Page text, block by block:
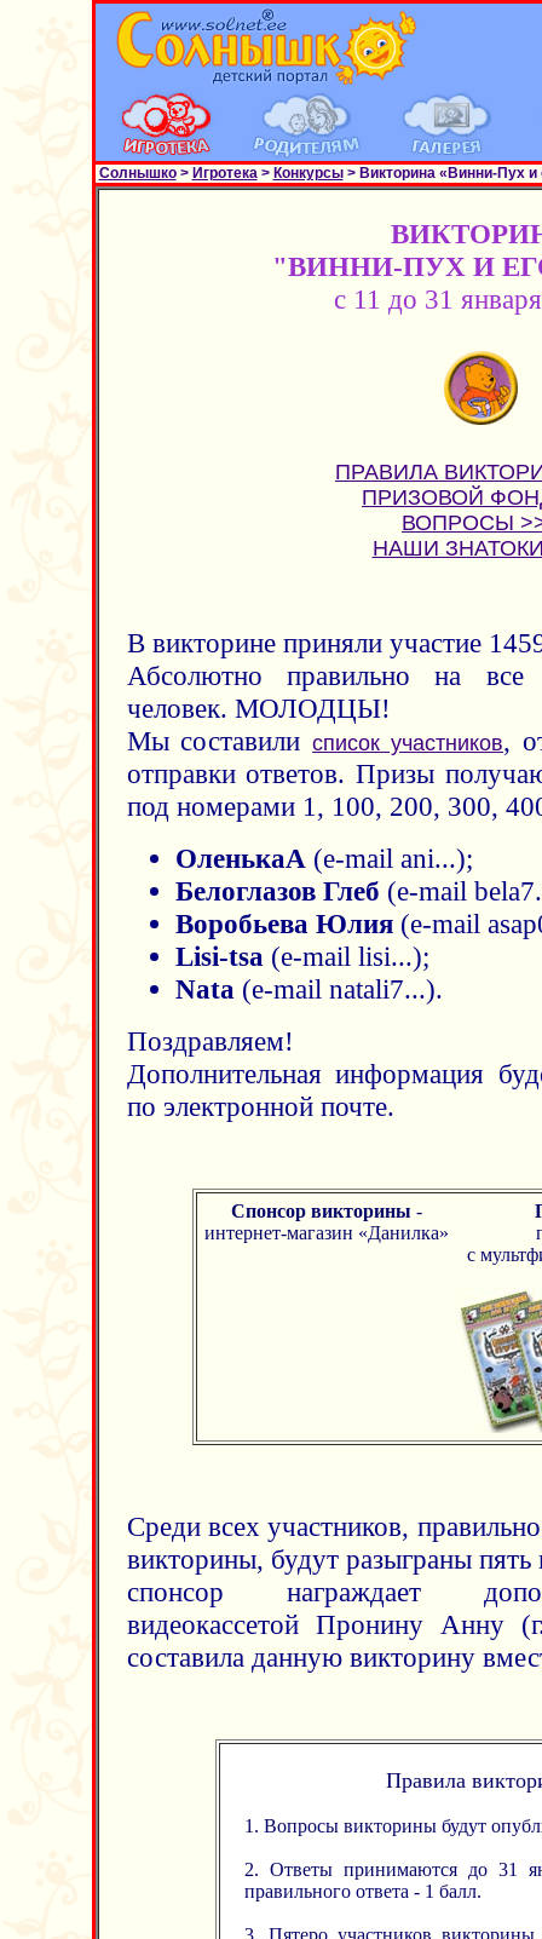
Солнышко> Игротека> Конкурсы> Викторина «Винни-Пух и
"ВИННИ-ПУХ И
с 11 до 31
ПРАВИЛА
ПРИЗОВОЙ
ВОПРОСЫ
НАШИ
В викторине приняли участие
Абсолютно правильно на
человек. МОЛОДЦЫ!
Мы составилисписок участников,
отправки ответов. Призы
под номерами 1, 100, 200, 300,
ОленькаА (e-mail ani...);
Белоглазов Глеб (e-mail
Воробьева Юлия(e-mail
Lisi-tsa (e-mail lisi...);
Nata (e-mail natali7...).
Поздравляем!
Дополнительная информация
по электронной почте.
Спонсорвикторины -
интернет-магазин «Данилка»
с
Среди всех участников,
викторины, будут разыграны пять
спонсор награждает
видеокассетой Пронину Анну
составила данную викторину
Правила
1. Вопросы викторины будут
2. Ответы принимаются до 31
правильного ответа - 1 балл.
3. Пятеро участников